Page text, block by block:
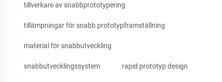
tillverkare av snabbprototypering
tillämpningar för snabb prototypframställning
material för snabbutveckling
snabbutvecklingssystem rapid prototyp design